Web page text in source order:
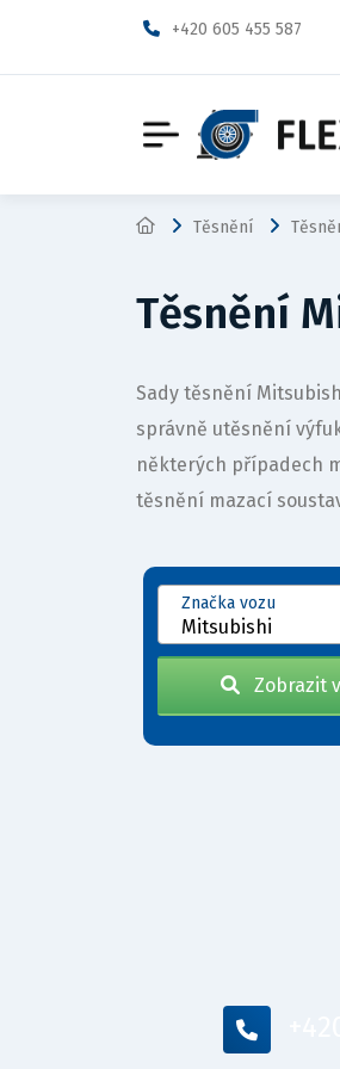
+420 605 455 587
Těsnění
Těsnění
Sady těsnění
správně utěsnění
některých případech
těsnění mazací
Mitsubishi
Značka vozu
Zobrazit